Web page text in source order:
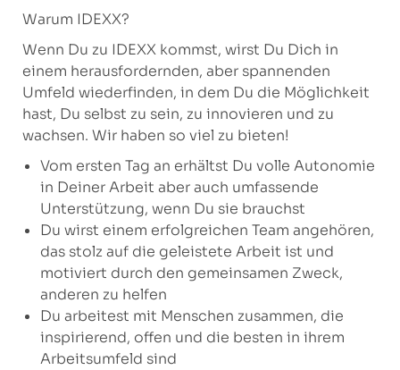
Warum IDEXX?
Wenn Du zu IDEXX kommst, wirst Du Dich in
einem herausfordernden, aber spannenden
Umfeld wiederfinden, in dem Du die Möglichkeit
hast, Du selbst zu sein, zu innovieren und zu
wachsen. Wir haben so viel zu bieten!
Vom ersten Tag an erhältst Du volle Autonomie
in Deiner Arbeit aber auch umfassende
Unterstützung, wenn Du sie brauchst
Du wirst einem erfolgreichen Team angehören,
das stolz auf die geleistete Arbeit ist und
motiviert durch den gemeinsamen Zweck,
anderen zu helfen
Du arbeitest mit Menschen zusammen, die
inspirierend, offen und die besten in ihrem
Arbeitsumfeld sind